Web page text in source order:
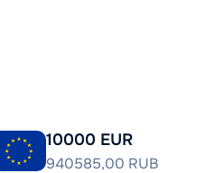
10000 EUR
940585,00 RUB